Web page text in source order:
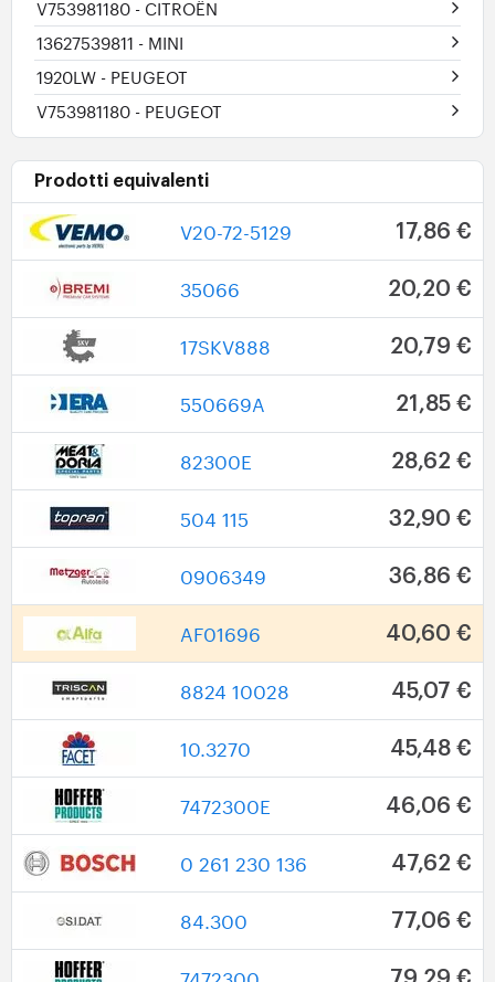
V753981180 - CITROËN
13627539811 - MINI
1920LW - PEUGEOT
V753981180 - PEUGEOT
Prodotti equivalenti
V20-72-5129 17,86 €
35066 20,20 €
17SKV888 20,79 €
550669A 21,85 €
82300E 28,62 €
504 115 32,90 €
0906349 36,86 €
AF01696 40,60 €
8824 10028 45,07 €
10.3270 45,48 €
7472300E 46,06 €
0 261 230 136 47,62 €
84.300 77,06 €